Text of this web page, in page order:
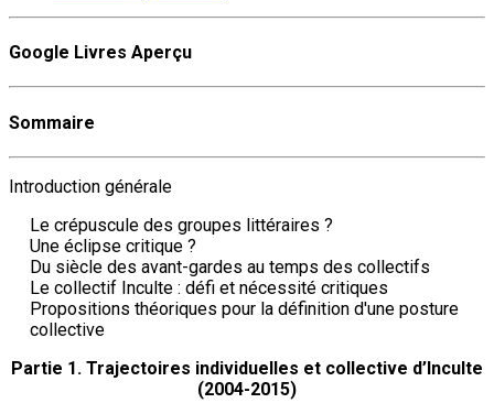
Google Livres Aperçu
Sommaire
Introduction générale
Le crépuscule des groupes littéraires ?
Une éclipse critique ?
Du siècle des avant-gardes au temps des collectifs
Le collectif Inculte : défi et nécessité critiques
Propositions théoriques pour la définition d'une posture
collective
Partie 1. Trajectoires individuelles et collective d’Inculte
(2004-2015)